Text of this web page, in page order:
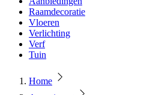
Raamdecoratie
Vloeren
Verlichting
Verf
Tuin
Home